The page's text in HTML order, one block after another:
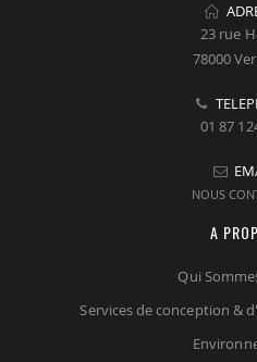
23 rue
78000
01 87
NOUS
A
Qui
Services de conception &